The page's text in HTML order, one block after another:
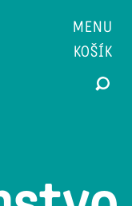
MENU
KOŠÍK